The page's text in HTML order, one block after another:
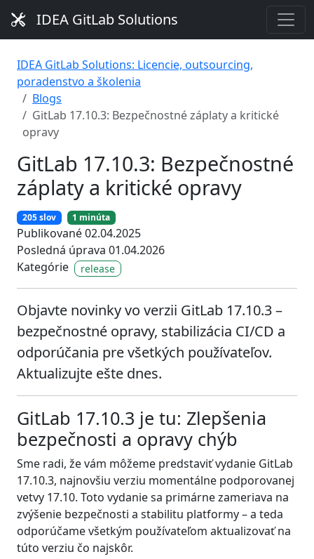
IDEA GitLab Solutions
IDEA GitLab Solutions: Licencie, outsourcing,
poradenstvo a školenia
Blogs
GitLab 17.10.3: Bezpečnostné záplaty a kritické
opravy
GitLab 17.10.3: Bezpečnostné
záplaty a kritické opravy
205 slov 1 minúta
Publikované 02.04.2025
Posledná úprava 01.04.2026
Kategórie
release
Objavte novinky vo verzii GitLab 17.10.3 –
bezpečnostné opravy, stabilizácia CI/CD a
odporúčania pre všetkých používateľov.
Aktualizujte ešte dnes.
GitLab 17.10.3 je tu: Zlepšenia
bezpečnosti a opravy chýb
Sme radi, že vám môžeme predstaviť vydanie GitLab
17.10.3, najnovšiu verziu momentálne podporovanej
vetvy 17.10. Toto vydanie sa primárne zameriava na
zvýšenie bezpečnosti a stabilitu platformy – a teda
odporúčame všetkým používateľom aktualizovať na
túto verziu čo najskôr.